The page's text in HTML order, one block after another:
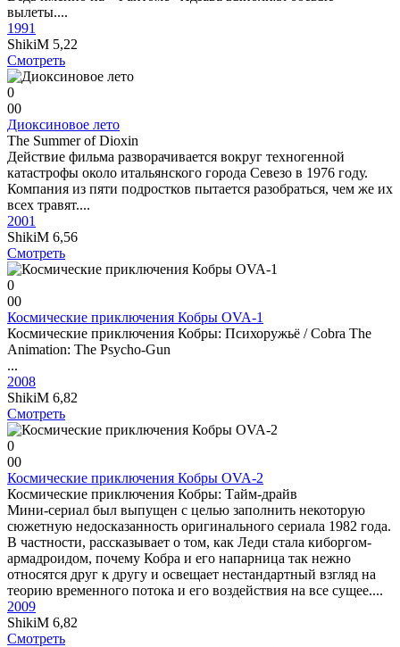
вылеты....
1991
ShikiM 5,22
Смотреть
0
00
Диоксиновое лето
The Summer of Dioxin
Действие фильма разворачивается вокруг техногенной
катастрофы около итальянского города Севезо в 1976 году.
Компания из пяти подростков пытается разобраться, чем же их
всех травят....
2001
ShikiM 6,56
Смотреть
0
00
Космические приключения Кобры OVA-1
Космические приключения Кобры: Психоружьё / Cobra The
Animation: The Psycho-Gun
...
2008
ShikiM 6,82
Смотреть
0
00
Космические приключения Кобры OVA-2
Космические приключения Кобры: Тайм-драйв
Мини-сериал был выпущен с целью заполнить некоторую
сюжетную недосказанность оригинального сериала 1982 года.
В частности, рассказывает о том, как Леди стала киборгом-
армадроидом, почему Кобра и его напарница так нежно
относятся друг к другу и освещает нестандартный взгляд на
теорию временного потока и его воздействия на все сущее....
2009
ShikiM 6,82
Смотреть